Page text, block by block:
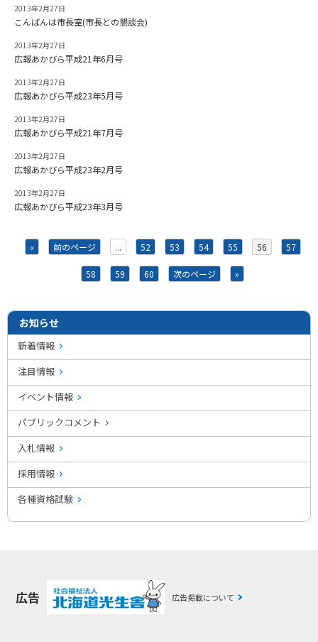
2013年2月27日
こんばんは市長室(市長との懇談会)
2013年2月27日
広報あかびら平成21年6月号
2013年2月27日
広報あかびら平成23年5月号
2013年2月27日
広報あかびら平成21年7月号
2013年2月27日
広報あかびら平成23年2月号
2013年2月27日
広報あかびら平成23年3月号
« 前のページ ... 52 53 54 55 56 57
58 59 60 次のページ »
お知らせ
新着情報
注目情報
イベント情報
パブリックコメント
入札情報
採用情報
各種資格試験
広告 広告掲載について